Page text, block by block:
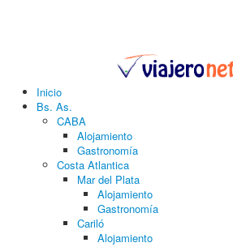
Inicio
Bs. As.
CABA
Alojamiento
Gastronomía
Costa Atlantica
Mar del Plata
Alojamiento
Gastronomía
Cariló
Alojamiento